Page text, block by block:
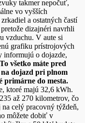
takmer nepočuť,
vo vyšších
a ostatných častí
dizajnéri navrhli
vzduchu. V aute si
grafiku prístrojových
informujú o dojazde,
To všetko máte pred
dojazd pri plnom
primárne do mesta.
ktoré majú 32,6 kWh.
až 270 kilometrov, čo
celý pracovný týždeň,
môžete dobiť v